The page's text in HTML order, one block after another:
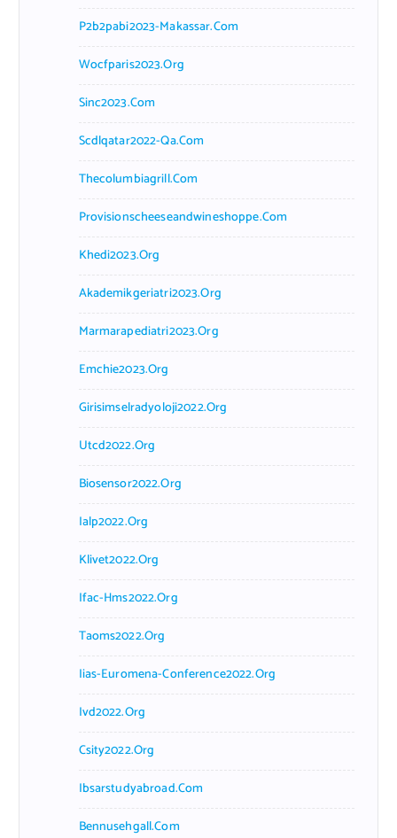
P2b2pabi2023-Makassar.com
Wocfparis2023.org
Sinc2023.com
Scdlqatar2022-Qa.com
Thecolumbiagrill.com
Provisionscheeseandwineshoppe.com
Khedi2023.org
Akademikgeriatri2023.org
Marmarapediatri2023.org
Emchie2023.org
Girisimselradyoloji2022.org
Utcd2022.org
Biosensor2022.org
Ialp2022.org
Klivet2022.org
Ifac-Hms2022.org
Taoms2022.org
Iias-Euromena-Conference2022.org
Ivd2022.org
Csity2022.org
Ibsarstudyabroad.com
Bennusehgall.com